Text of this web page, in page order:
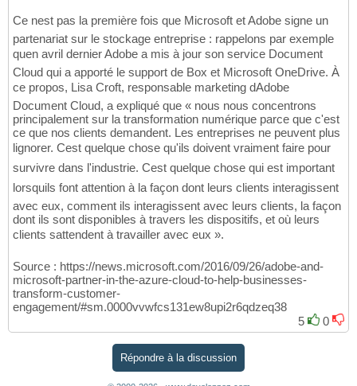
Ce nest pas la première fois que Microsoft et Adobe signe un
partenariat sur le stockage entreprise : rappelons par exemple
quen avril dernier Adobe a mis à jour son service Document
Cloud qui a apporté le support de Box et Microsoft OneDrive. À
ce propos, Lisa Croft, responsable marketing dAdobe
Document Cloud, a expliqué que « nous nous concentrons
principalement sur la transformation numérique parce que c'est
ce que nos clients demandent. Les entreprises ne peuvent plus
lignorer. Cest quelque chose qu'ils doivent vraiment faire pour
survivre dans l'industrie. Cest quelque chose qui est important
lorsquils font attention à la façon dont leurs clients interagissent
avec eux, comment ils interagissent avec leurs clients, la façon
dont ils sont disponibles à travers les dispositifs, et où leurs
clients sattendent à travailler avec eux ».
Source : https://news.microsoft.com/2016/09/26/adobe-and-
microsoft-partner-in-the-azure-cloud-to-help-businesses-
transform-customer-
engagement/#sm.0000vvwfcs131ew8upi2r6qdzeq38
5
0
Répondre à la discussion